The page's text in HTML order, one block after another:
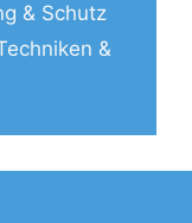
& Schutz
&